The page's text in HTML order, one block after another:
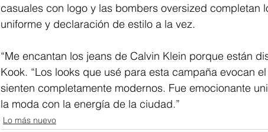
casuales con logo y las bombers oversized completan
uniforme y declaración de estilo a la vez.
“Me encantan los jeans de Calvin Klein porque están
Kook. “Los looks que usé para esta campaña evocan
sienten completamente modernos. Fue emocionante
la moda con la energía de la ciudad.”
Lo más nuevo